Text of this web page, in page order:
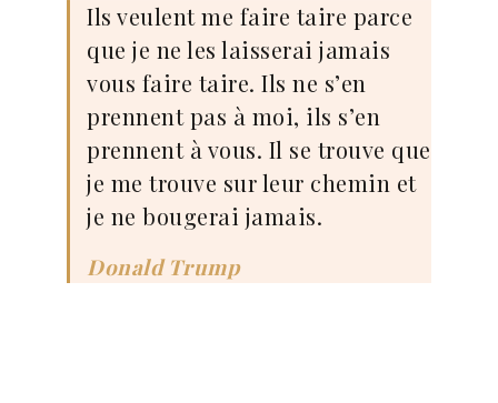
Ils veulent me faire taire parce
que je ne les laisserai jamais
vous faire taire. Ils ne s’en
prennent pas à moi, ils s’en
prennent à vous. Il se trouve que
je me trouve sur leur chemin et
je ne bougerai jamais.
Donald Trump